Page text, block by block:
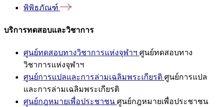
พิพิธภัณฑ์
บริการทดสอบและวิชาการ
ศูนย์ทดสอบทางวิชาการแห่งจุฬาฯ ศูนย์ทดสอบทาง
วิชาการแห่งจุฬาฯ
ศูนย์การแปลและการล่ามเฉลิมพระเกียรติ ศูนย์การแปล
และการล่ามเฉลิมพระเกียรติ
ศูนย์กฎหมายเพื่อประชาชน ศูนย์กฎหมายเพื่อประชาชน